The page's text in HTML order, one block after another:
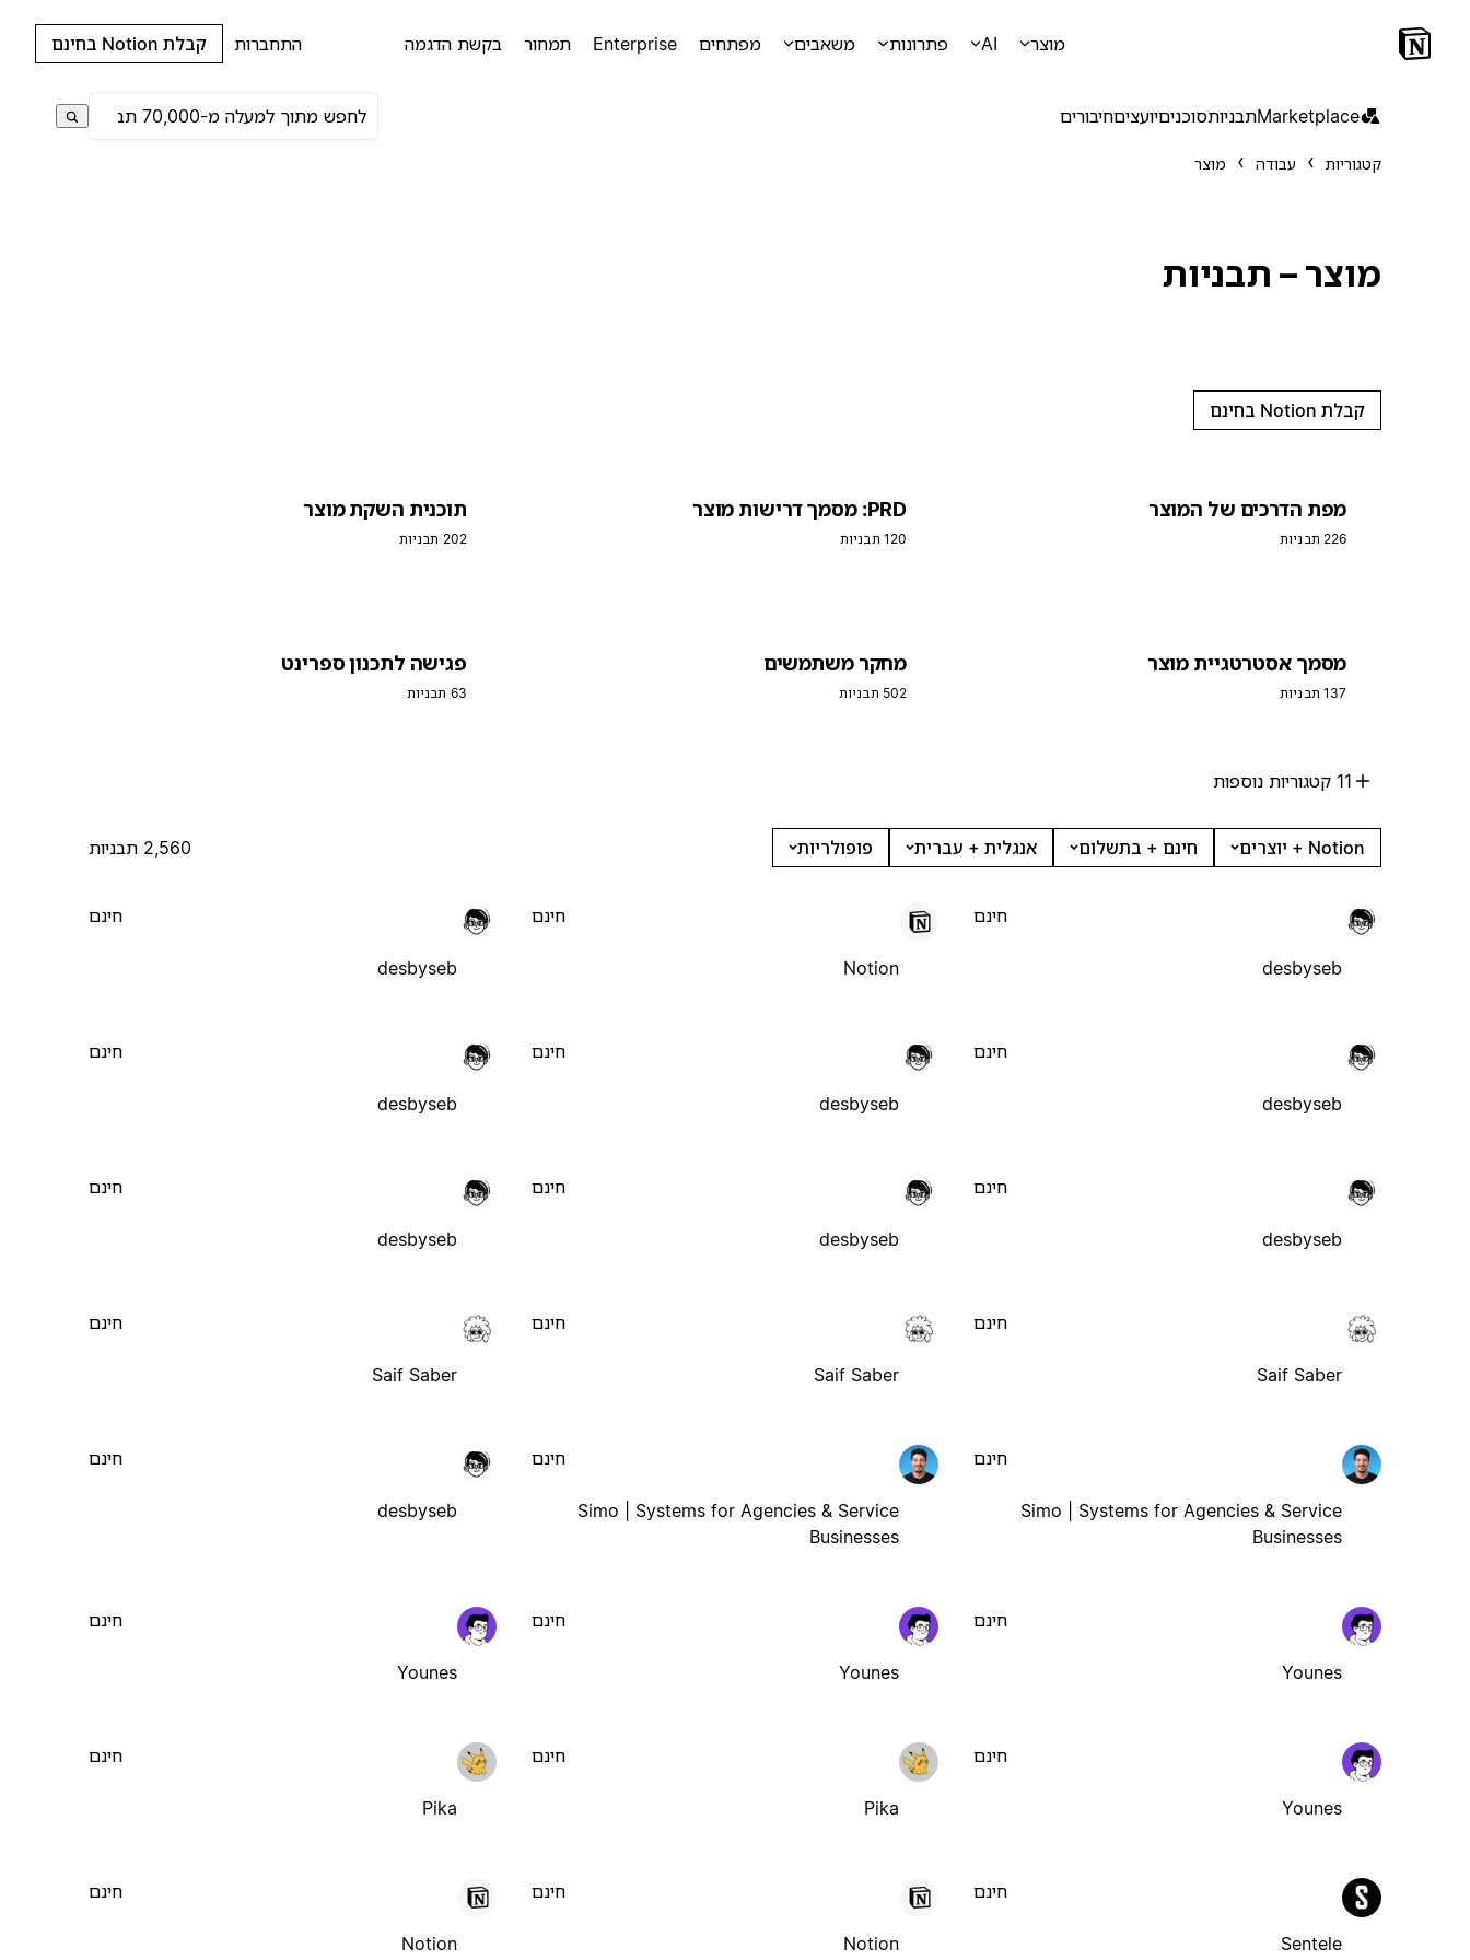
מוצר AI פתרונות משאבים מפתחים Enterprise תמחור בקשת הדגמה התחברות קבלת Notion בחינם
Marketplaceתבניותסוכניםיועציםחיבורים
קטגוריות עבודה מוצר
מוצר – תבניות
קבלת Notion בחינם
מפת הדרכים של המוצר
226 תבניות
PRD: מסמך דרישות מוצר
120 תבניות
תוכנית השקת מוצר
202 תבניות
מסמך אסטרטגיית מוצר
137 תבניות
מחקר משתמשים
502 תבניות
פגישה לתכנון ספרינט
63 תבניות
11 קטגוריות נוספות
Notion + יוצרים חינם + בתשלום אנגלית + עברית פופולריות 2,560 תבניות
desbyseb
חינם
Notion
חינם
desbyseb
חינם
desbyseb
חינם
desbyseb
חינם
desbyseb
חינם
desbyseb
חינם
desbyseb
חינם
desbyseb
חינם
Saif Saber
חינם
Saif Saber
חינם
Saif Saber
חינם
Simo | Systems for Agencies & Service
Businesses
חינם
Simo | Systems for Agencies & Service
Businesses
חינם
desbyseb
חינם
Younes
חינם
Younes
חינם
Younes
חינם
Younes
חינם
Pika
חינם
Pika
חינם
Sentele
חינם
Notion
חינם
Notion
חינם